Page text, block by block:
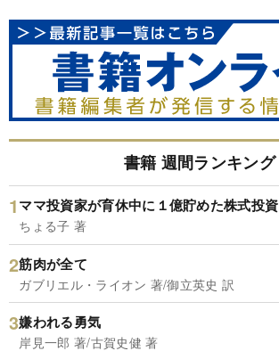
書籍 週間ランキング
ママ投資家が育休中に１億貯めた株式投資
ちょる子 著
筋肉が全て
ガブリエル・ライオン 著/御立英史 訳
嫌われる勇気
岸見一郎 著/古賀史健 著